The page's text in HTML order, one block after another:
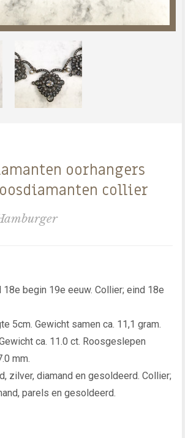
oorhangers
collier
18e begin 19e eeuw. Collier; eind 18e
5cm. Gewicht samen ca. 11,1 gram.
ca. 11.0 ct. Roosgeslepen
mm.
zilver, diamand en gesoldeerd. Collier;
parels en gesoldeerd.